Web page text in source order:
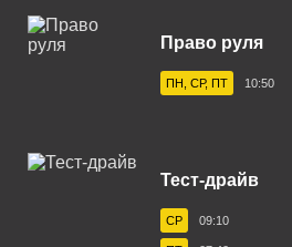
Белово 107.0 FM
Белогорск 102.3 FM
Белорецк 102.0 FM
Березники 100.1 FM
Право руля
ПН, СР, ПТ 10:50
Тест-драйв
СР 09:10